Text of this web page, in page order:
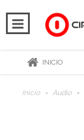
INICIO
Inicio - Audio -